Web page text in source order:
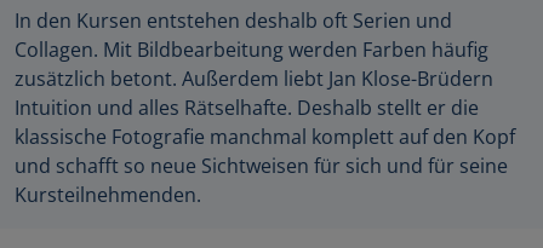
In den Kursen entstehen deshalb oft Serien und
Collagen. Mit Bildbearbeitung werden Farben häufig
zusätzlich betont. Außerdem liebt Jan Klose-Brüdern
Intuition und alles Rätselhafte. Deshalb stellt er die
klassische Fotografie manchmal komplett auf den Kopf
und schafft so neue Sichtweisen für sich und für seine
Kursteilnehmenden.